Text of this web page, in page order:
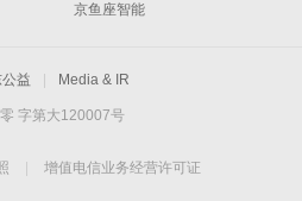
京鱼座智能
益 Media & IR
字第大120007号
增值电信业务经营许可证